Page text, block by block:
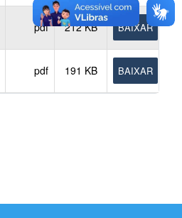
pdf 212 KB BAIXAR
pdf 191 KB BAIXAR